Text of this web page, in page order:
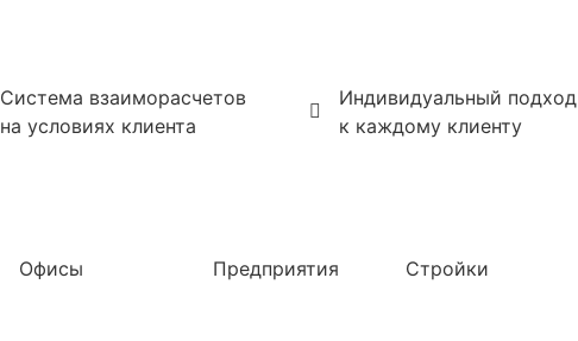
Система взаиморасчетов
на условиях клиента
Индивидуальный подход
к каждому клиенту
Офисы Предприятия Стройки